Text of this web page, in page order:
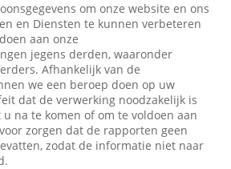
om onze website en ons
en Diensten te kunnen verbeteren
aan onze
jegens derden, waaronder
Afhankelijk van de
we een beroep doen op uw
dat de verwerking noodzakelijk is
na te komen of om te voldoen aan
zorgen dat de rapporten geen
zodat de informatie niet naar